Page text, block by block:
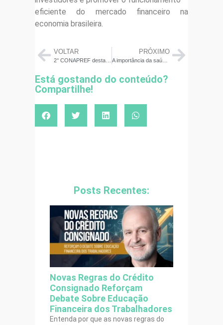
eficiente do mercado financeiro na
economia brasileira.
VOLTAR
2° CONAPREF destaca Educação Financeira com painéis de alto nível
PRÓXIMO
A importância da saúde financeira na Gestão Escolar: Priorizando o lucro em 2024
Está gostando do conteúdo?
Compartilhe!
Posts Recentes:
Novas Regras do Crédito
Consignado Reforçam
Debate Sobre Educação
Financeira dos Trabalhadores
Entenda por que as novas regras do